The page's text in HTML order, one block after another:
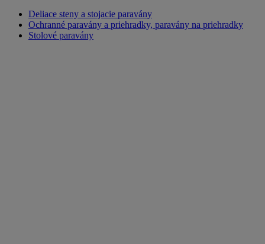
Deliace steny a stojacie paravány
Ochranné paravány a priehradky, paravány na priehradky
Stolové paravány